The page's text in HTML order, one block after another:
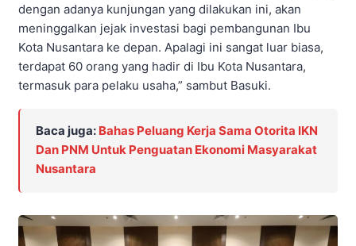
dengan adanya kunjungan yang dilakukan ini, akan
meninggalkan jejak investasi bagi pembangunan Ibu
Kota Nusantara ke depan. Apalagi ini sangat luar biasa,
terdapat 60 orang yang hadir di Ibu Kota Nusantara,
termasuk para pelaku usaha,” sambut Basuki.
Baca juga: Bahas Peluang Kerja Sama Otorita IKN
Dan PNM Untuk Penguatan Ekonomi Masyarakat
Nusantara